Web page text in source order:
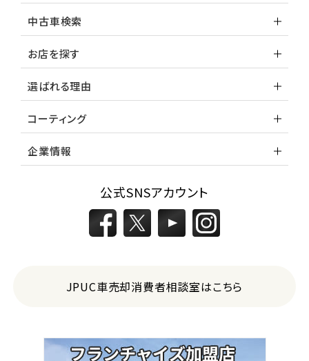
中古車検索
お店を探す
選ばれる理由
コーティング
企業情報
公式SNSアカウント
JPUC車売却消費者相談室はこちら